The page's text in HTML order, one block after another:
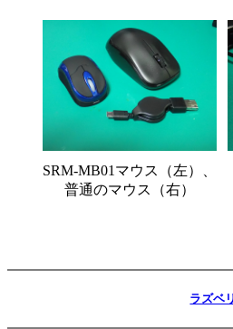
SRM-MB01マウス（左）、
普通のマウス（右）
ラズベ